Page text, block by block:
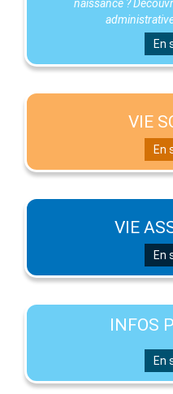
naissance ?
En
VIE
En
VIE
En
INFOS
En